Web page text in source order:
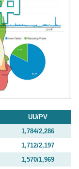
UU/PV
1,784/2,286
1,712/2,197
1,570/1,969